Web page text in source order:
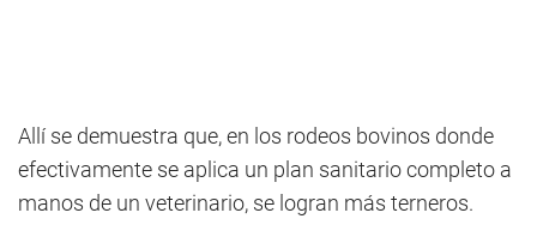
Allí se demuestra que, en los rodeos bovinos donde
efectivamente se aplica un plan sanitario completo a
manos de un veterinario, se logran más terneros.